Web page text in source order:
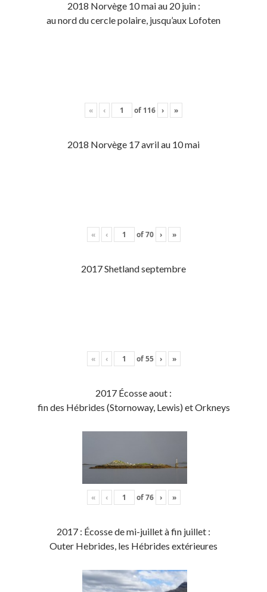
2018 Norvège 10 mai au 20 juin :
au nord du cercle polaire, jusqu’aux Lofoten
« ‹ of 116 › »
2018 Norvège 17 avril au 10 mai
« ‹ of70 › »
2017 Shetland septembre
« ‹ of55 › »
2017 Écosse aout :
fin des Hébrides (Stornoway, Lewis) et Orkneys
« ‹ of76 › »
2017 : Écosse de mi-juillet à fin juillet :
Outer Hebrides, les Hébrides extérieures